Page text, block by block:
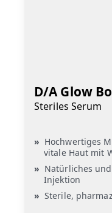
D/A Glow
Steriles Serum
Hochwertiges
vitale Haut mit
Natürliches
Injektion
Sterile,